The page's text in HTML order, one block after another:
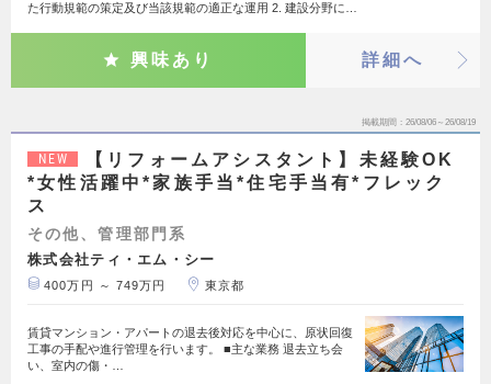
た行動規範の策定及び当該規範の適正な運用 2. 建設分野に…
興味あり 詳細へ
掲載期間 26/08/06～26/08/19
NEW
【リフォームアシスタント】未経験OK
*女性活躍中*家族手当*住宅手当有*フレック
ス
その他、管理部門系
株式会社ティ・エム・シー
400万円 ～ 749万円 東京都
賃貸マンション・アパートの退去後対応を中心に、原状回復
工事の手配や進行管理を行います。 ■主な業務 退去立ち会
い、室内の傷・…